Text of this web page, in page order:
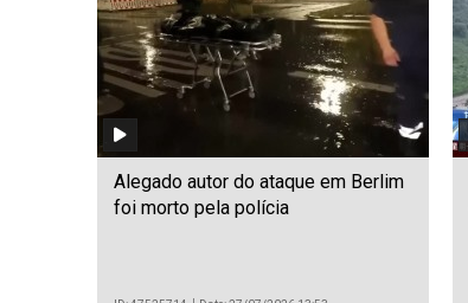
Alegado autor do ataque em Berlim
foi morto pela polícia